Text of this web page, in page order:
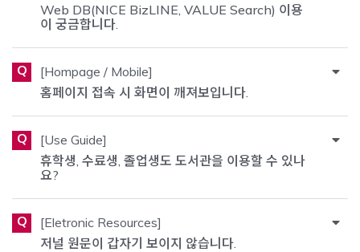
Web DB(NICE BizLINE, VALUE Search) 이용
이 궁금합니다.
Q
[Hompage / Mobile]
홈페이지 접속 시 화면이 깨져보입니다.
Q
[Use Guide]
휴학생, 수료생, 졸업생도 도서관을 이용할 수 있나
요?
Q
[Eletronic Resources]
저널 원문이 갑자기 보이지 않습니다.